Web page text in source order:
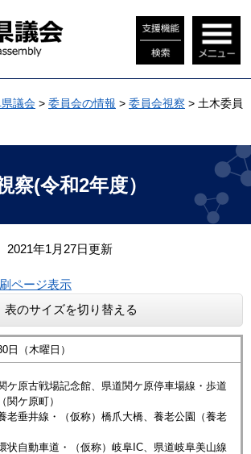
議会 > 委員会の情報 > 委員会視察 > 土木委員
察(令和2年度）
2021年1月27日更新
ページ表示
表のサイズを切り替える
日（木曜日）
ケ原古戦場記念館、県道関ケ原停車場線・歩道
関ケ原町）
老垂井線・（仮称）橋爪大橋、養老公園（養老
状自動車道・（仮称）岐阜IC、県道岐阜美山線